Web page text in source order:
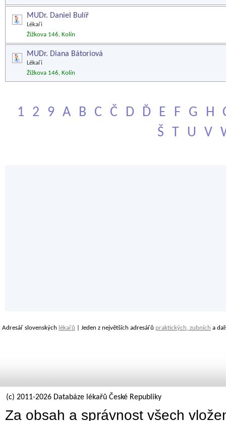
MUDr. Daniel Bulíř
Lékaři
Žižkova 146, Kolín
MUDr. Diana Bátoriová
Lékaři
Žižkova 146, Kolín
1 2 9 A B C Č D Ď E F G H
Š
T U V
Adresář slovenských lékařů | Jeden z největších adresářů praktických, zubních a
(c) 2011-2026 Databáze lékařů České Republiky
Za obsah a správnost všech